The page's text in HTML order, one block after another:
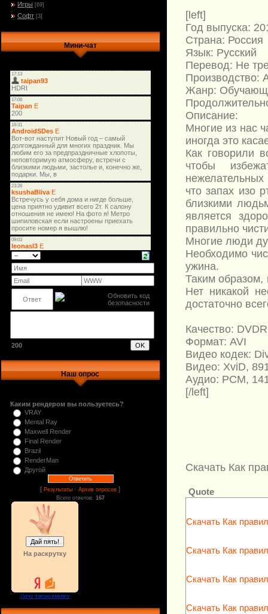
Игры [69]
Софт [3]
Мини-чат
200
Наш опрос
Каким рендером вы пользуетесь?
VRAY
Mental Ray
Maxwell Render
Final Render
Brazil
RenderMan
Другой
[Результаты ·Архив опросов ]
Всего ответов: 167
На раскрутку
[left]
Год выпуска:
Страна: Россия
Язык: Русский
Перевод: Не
Производство:
Жанр:
Описание:
Многие из нас
иногда это
Как говорили
чтобы
что запах изо
близкими
является
правильно
Многие люди
Необходимо
ужина.
Таким образом,
Нет никакой
достаточно
Качество:
Формат: AVI
Видео кодек:
Видео: XviD,
Аудио: PCM,
[/left]
Скачать Как
Quote
Скачать Как
Скачать Как
Скачать Как
Скачать Как